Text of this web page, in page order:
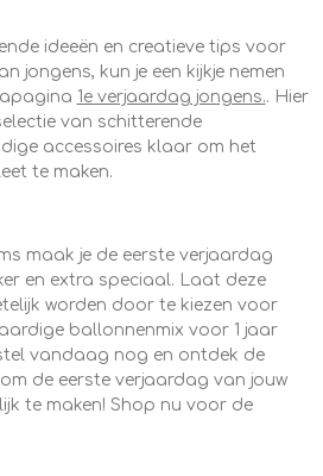
ideeën en creatieve tips voor
jongens, kun je een kijkje nemen
1e verjaardag jongens.. Hier
van schitterende
accessoires klaar om het
te maken.
maak je de eerste verjaardag
en extra speciaal. Laat deze
worden door te kiezen voor
ballonnenmix voor 1 jaar
vandaag nog en ontdek de
de eerste verjaardag van jouw
te maken! Shop nu voor de